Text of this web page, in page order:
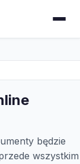
będzie
wszystkim